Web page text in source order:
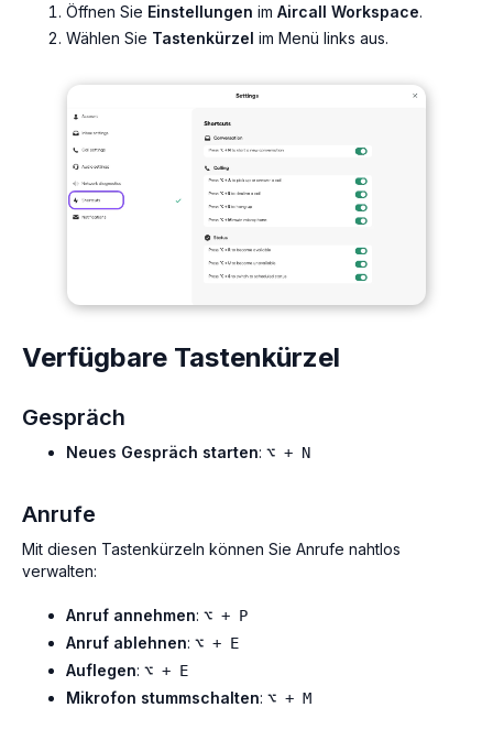
Öffnen Sie Einstellungen im Aircall Workspace.
Wählen Sie Tastenkürzel im Menü links aus.
Verfügbare Tastenkürzel
Gespräch
Neues Gespräch starten: ⌥ + N
Anrufe
Mit diesen Tastenkürzeln können Sie Anrufe nahtlos
verwalten:
Anruf annehmen: ⌥ + P
Anruf ablehnen: ⌥ + E
Auflegen: ⌥ + E
Mikrofon stummschalten: ⌥ + M